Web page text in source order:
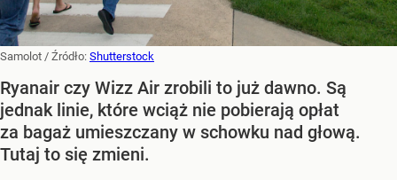
Samolot / Źródło: Shutterstock
Ryanair czy Wizz Air zrobili to już dawno. Są
jednak linie, które wciąż nie pobierają opłat
za bagaż umieszczany w schowku nad głową.
Tutaj to się zmieni.